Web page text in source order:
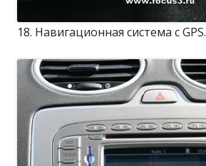
18. Навигационная система с GPS.